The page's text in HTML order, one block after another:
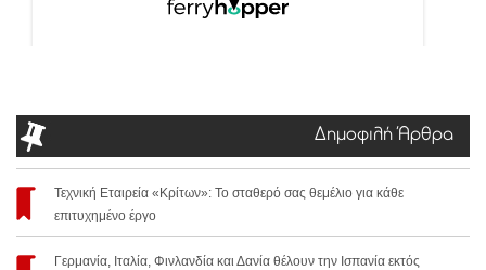
Δημοφιλή Άρθρα
Τεχνική Εταιρεία «Κρίτων»: Το σταθερό σας θεμέλιο για κάθε
επιτυχημένο έργο
Γερμανία, Ιταλία, Φινλανδία και Δανία θέλουν την Ισπανία εκτός